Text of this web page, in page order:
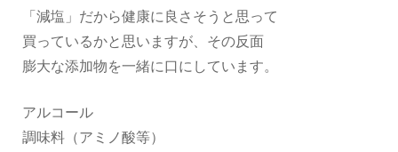
「減塩」だから健康に良さそうと思って
買っているかと思いますが、その反面
膨大な添加物を一緒に口にしています。
アルコール
調味料（アミノ酸等）